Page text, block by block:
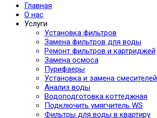
Главная
О нас
Услуги
Установка фильтров
Замена фильтров для воды
Ремонт фильтров и картриджей
Замена осмоса
Пурифаеры
Установка и замена смесителей
Анализ воды
Водоподготовка коттеджная
Подключить умягчитель WS
Фильтры для воды в квартиру